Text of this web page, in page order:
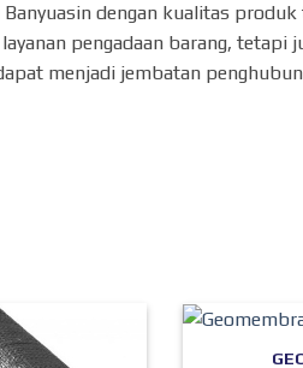
Banyuasin dengan kualitas
pengadaan barang, tetapi
menjadi jembatan